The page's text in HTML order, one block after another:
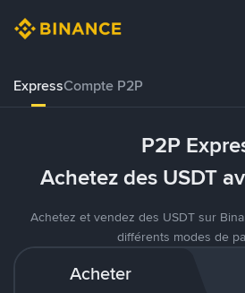
ExpressCompte P2P
P2P
Achetez des USDT
Achetez et vendez des USDT sur
différents modes de
Acheter